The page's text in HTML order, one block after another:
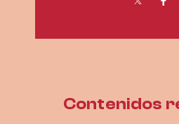
Contenidos